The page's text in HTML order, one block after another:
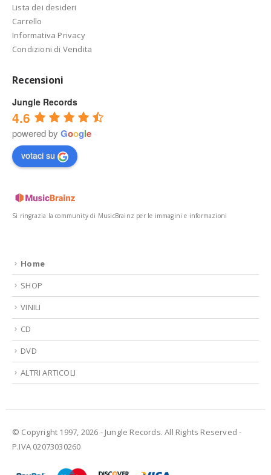
Lista dei desideri
Carrello
Informativa Privacy
Condizioni di Vendita
Recensioni
Jungle Records
4.6
powered by Google
votaci su
Si ringrazia la community di MusicBrainz per le immagini e informazioni
Home
SHOP
VINILI
CD
DVD
ALTRI ARTICOLI
© Copyright 1997, 2026 - Jungle Records. All Rights Reserved -
P.IVA 02073030260